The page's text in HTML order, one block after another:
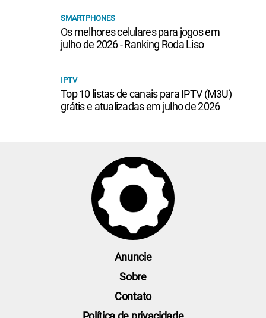
SMARTPHONES
Os melhores celulares para jogos em
julho de 2026 - Ranking Roda Liso
IPTV
Top 10 listas de canais para IPTV (M3U)
grátis e atualizadas em julho de 2026
Anuncie
Sobre
Contato